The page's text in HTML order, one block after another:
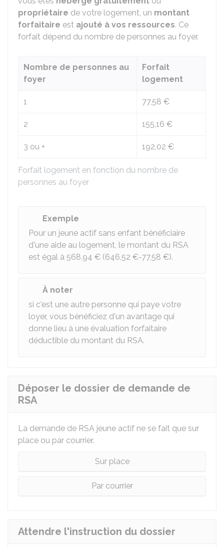
propriétaire de votre logement, un montant
forfaitaire est ajouté à vos ressources. Ce
forfait dépend du nombre de personnes au foyer.
Forfait logement en fonction du nombre de
personnes au foyer
Nombre de personnes au
foyer
Forfait
logement
1 77,58 €
2 155,16 €
3 ou + 192,02 €
Exemple
Pour un jeune actif sans enfant bénéficiaire
d'une aide au logement, le montant du RSA
est égal à 568,94 € (646,52 €-77,58 €).
À noter
si c'est une autre personne qui paye votre
loyer, vous bénéficiez d'un avantage qui
donne lieu à une évaluation forfaitaire
déductible du montant du RSA.
Déposer le dossier de demande de
RSA
La demande de RSA jeune actif ne se fait que sur
place ou par courrier.
Sur place
Par courrier
Attendre l'instruction du dossier